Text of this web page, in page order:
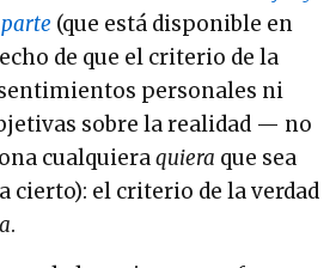
(que está disponible en
de que el criterio de la
personales ni
sobre la realidad — no
cualquieraquiera que sea
cierto): el criterio de la verdad
.